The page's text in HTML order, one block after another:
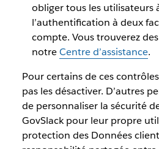
obliger tous les utilisateurs
l’authentification à deux
compte. Vous trouverez
notreCentre d’assistance.
Pour certains de ces
pas les désactiver. D’autres
de personnaliser la sécurité
GovSlack pour leur propre
protection des Données